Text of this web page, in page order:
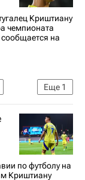
Криштиану
чемпионата
на
Еще 1
по футболу на
Криштиану